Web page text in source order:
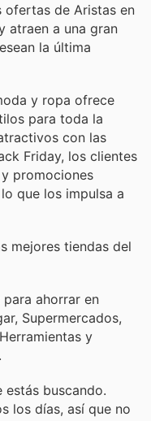
ofertas de Aristas en
atraen a una gran
la última
y ropa ofrece
para toda la
con las
Friday, los clientes
promociones
que los impulsa a
mejores tiendas del
ahorrar en
Supermercados,
y
buscando.
los días, así que no